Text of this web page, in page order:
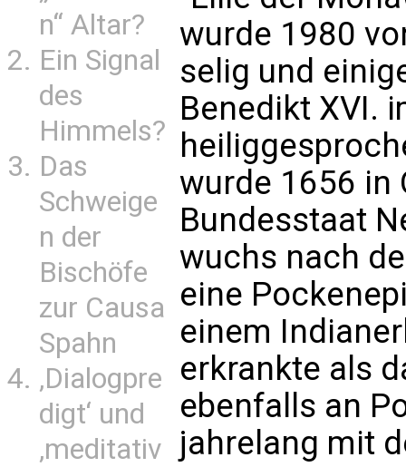
n“ Altar?
Ein Signal
des
Himmels?
Das
Schweige
n der
Bischöfe
zur Causa
Spahn
‚Dialogpre
digt‘ und
‚meditativ
wurde 1980
selig und
Benedikt XVI.
wurde 1656 in
Bundesstaat
wuchs nach
eine
einem
erkrankte als
ebenfalls an
jahrelang mit